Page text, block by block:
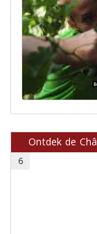
Ontdek de
6